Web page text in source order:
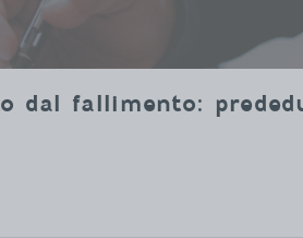
dal fallimento: